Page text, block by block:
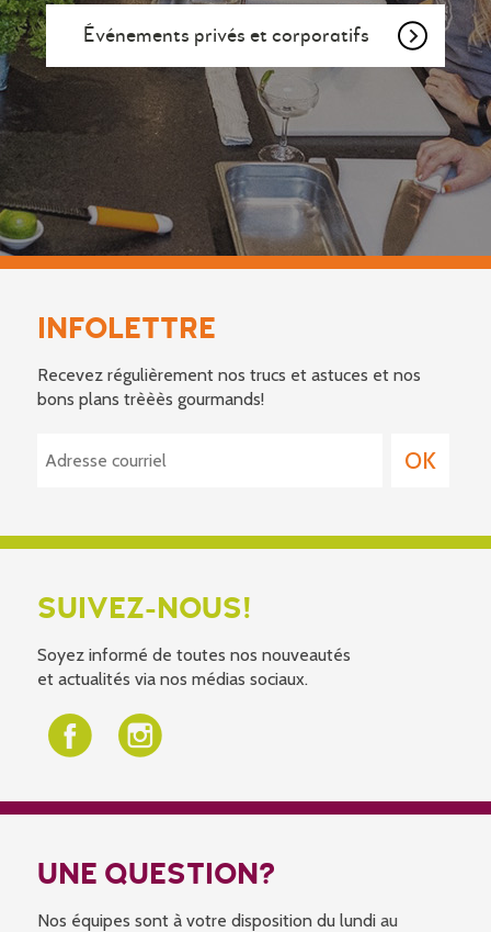
Événements privés et corporatifs
INFOLETTRE
Recevez régulièrement nos trucs et astuces et nos
bons plans trèèès gourmands!
SUIVEZ-NOUS!
Soyez informé de toutes nos nouveautés
et actualités via nos médias sociaux.
UNE QUESTION?
Nos équipes sont à votre disposition du lundi au